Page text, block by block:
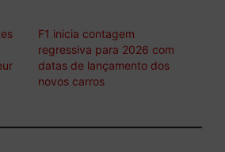
F1 inicia contagem
regressiva para 2026 com
datas de lançamento dos
novos carros